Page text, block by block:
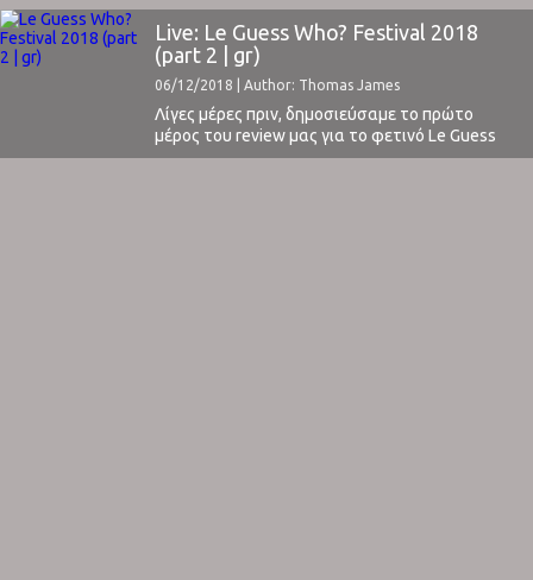
the organization and the appearances of Lydia
Lunch, Vera Sola, Yves Tumor, Jacco Gardner,
Blanck Mass and others. You can read it ...
Live: Le Guess Who? Festival 2018
(part 2 | gr)
06/12/2018 | Author: Thomas James
Λίγες μέρες πριν, δημοσιεύσαμε το πρώτο
μέρος του review μας για το φετινό Le Guess
Who Festival στην Ουτρέχτη. Σε αυτό σας